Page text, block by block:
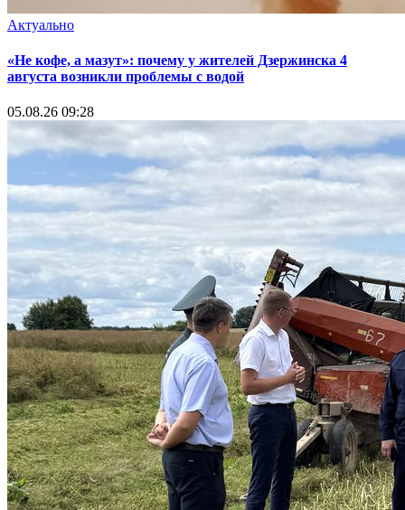
Актуально
«Не кофе, а мазут»: почему у жителей Дзержинска 4
августа возникли проблемы с водой
05.08.26 09:28